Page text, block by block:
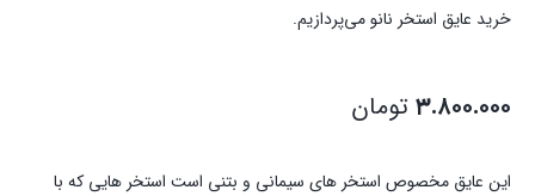
خرید عایق استخر نانو می‌پردازیم.
۳.۸۰۰.۰۰۰ تومان
این عایق مخصوص استخر های سیمانی و بتنی است استخر هایی که با